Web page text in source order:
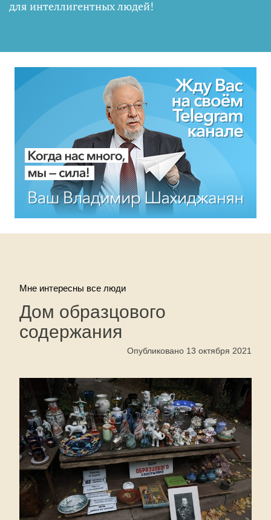
для интеллигентных людей!
Мне интересны все люди
Дом образцового
содержания
Опубликовано 13 октября 2021